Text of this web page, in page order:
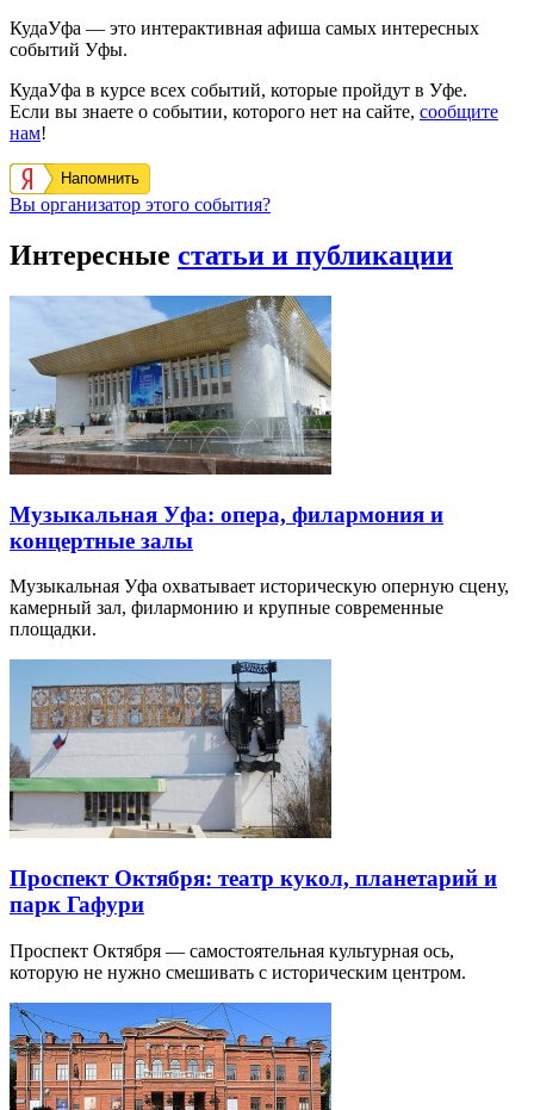
КудаУфа — это интерактивная афиша самых интересных
событий Уфы.
КудаУфа в курсе всех событий, которые пройдут в Уфе.
Если вы знаете о событии, которого нет на сайте, сообщите
нам!
Напомнить
Вы организатор этого события?
Интересные статьи и публикации
Музыкальная Уфа: опера, филармония и
концертные залы
Музыкальная Уфа охватывает историческую оперную сцену,
камерный зал, филармонию и крупные современные
площадки.
Проспект Октября: театр кукол, планетарий и
парк Гафури
Проспект Октября — самостоятельная культурная ось,
которую не нужно смешивать с историческим центром.